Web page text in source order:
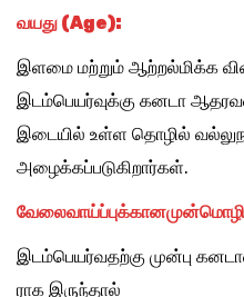
வயது (Age):
இளமை மற்றும் ஆற்றல்மிக்க
இடம்பெயர்வுக்கு கனடா
இடையில் உள்ள தொழில்
அழைக்கப்படுகிறார்கள்.
வேலைவாய்ப்புக்கான
இடம்பெயர்வதற்கு முன்பு
ராக இருந்தால்